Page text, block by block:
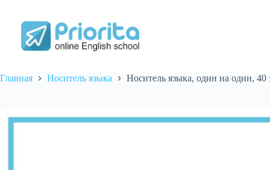
Главная Носитель языка Носитель языка, один на один, 40